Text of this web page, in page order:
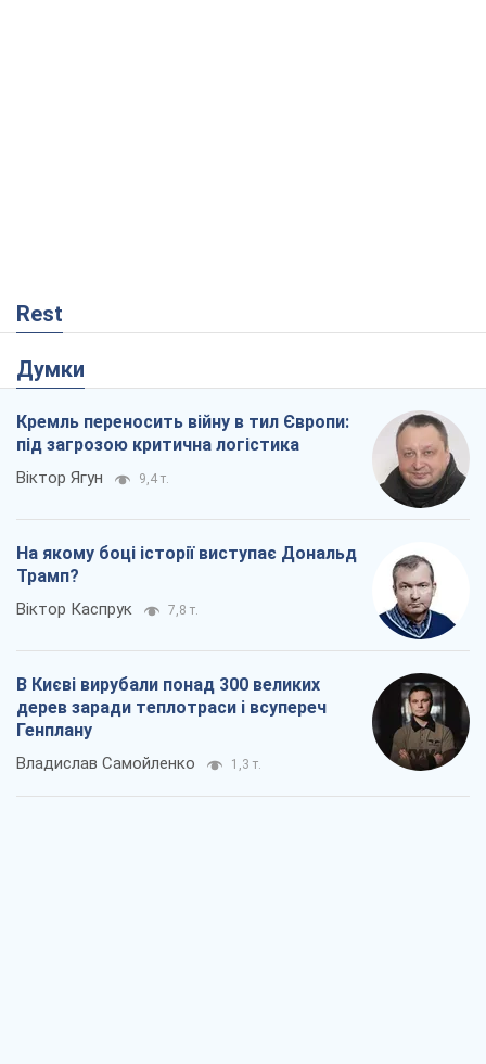
Rest
Думки
Кремль переносить війну в тил Європи:
під загрозою критична логістика
Віктор Ягун 9,4 т.
На якому боці історії виступає Дональд
Трамп?
Віктор Каспрук 7,8 т.
В Києві вирубали понад 300 великих
дерев заради теплотраси і всупереч
Генплану
Владислав Самойленко 1,3 т.